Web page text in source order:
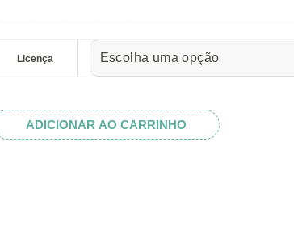
através
R$ 32.82
Licença
ADICIONAR AO CARRINHO